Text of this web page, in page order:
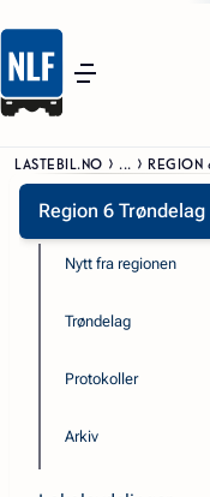
LASTEBIL.NO ... REGION
Region 6 Trøndelag
Nytt fra regionen
Trøndelag
Protokoller
Arkiv